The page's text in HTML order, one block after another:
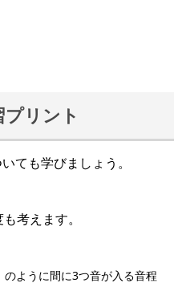
リント
ても学びましょう。
考えます。
ように間に3つ音が入る音程